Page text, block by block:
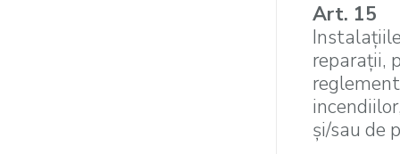
Art. 15
reparaţii,
şi/sau de